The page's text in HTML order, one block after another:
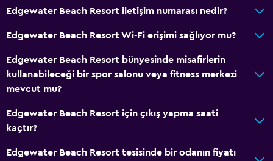
Edgewater Beach Resort iletişim numarası nedir?
Edgewater Beach Resort Wi-Fi erişimi sağlıyor mu?
Edgewater Beach Resort bünyesinde misafirlerin
kullanabileceği bir spor salonu veya fitness merkezi
mevcut mu?
Edgewater Beach Resort için çıkış yapma saati
kaçtır?
Edgewater Beach Resort tesisinde bir odanın fiyatı